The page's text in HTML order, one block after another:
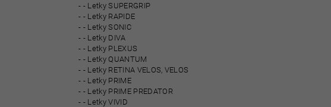
- Letky SUPERGRIP
- Letky RAPIDE
- Letky SONIC
- Letky DIVA
- Letky PLEXUS
- Letky QUANTUM
- Letky RETINA VELOS, VELOS
- Letky PRIME
- Letky PRIME PREDATOR
- Letky VIVID